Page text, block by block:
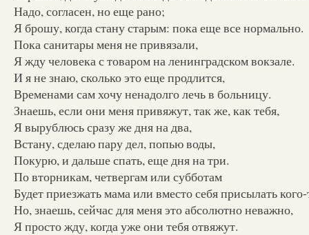
Надо, согласен, но еще рано;
Я брошу, когда стану старым: пока еще все нормально.
Пока санитары меня не привязали,
Я жду человека с товаром на ленинградском вокзале.
И я не знаю, сколько это еще продлится,
Временами сам хочу ненадолго лечь в больницу.
Знаешь, если они меня привяжут, так же, как тебя,
Я вырублюсь сразу же дня на два,
Встану, сделаю пару дел, попью воды,
Покурю, и дальше спать, еще дня на три.
По вторникам, четвергам или субботам
Будет приезжать мама или вместо себя присылать
Но, знаешь, сейчас для меня это абсолютно неважно,
Я просто жду, когда уже они тебя отвяжут.